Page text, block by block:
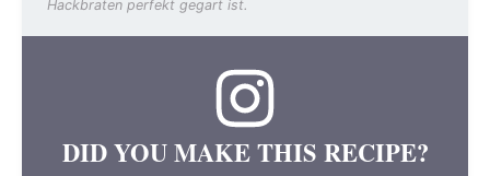
Hackbraten perfekt gegart ist.
DID YOU MAKE THIS RECIPE?